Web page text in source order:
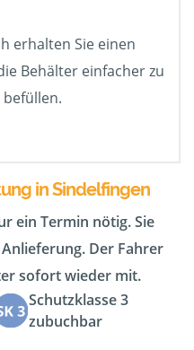
erhalten Sie einen
Behälter einfacher zu
befüllen.
in Sindelfingen
ein Termin nötig. Sie
Der Fahrer
sofort wieder mit.
Schutzklasse 3
zubuchbar